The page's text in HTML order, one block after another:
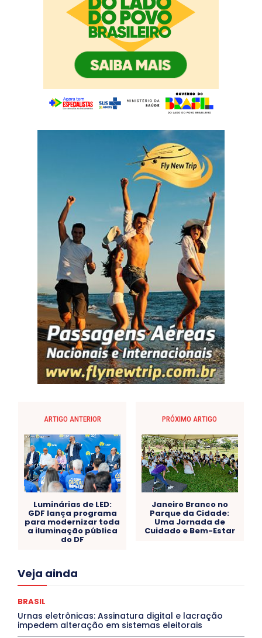
ARTIGO ANTERIOR
Luminárias de LED:
GDF lança programa
para modernizar toda
a iluminação pública
do DF
PRÓXIMO ARTIGO
Janeiro Branco no
Parque da Cidade:
Uma Jornada de
Cuidado e Bem-Estar
Veja ainda
Acre
Congressuanas & Esplanadumas
Covid-19
Crônica Política Crônicas
CULTURA
Cultura e Tal
DANÇA Dengue
Denuncia
DESTAQUE BRASIL
DESTAQUE DF
DESTAQUE SAÚDE
BRASIL
Urnas eletrônicas: Assinatura digital e lacração
impedem alteração em sistemas eleitorais